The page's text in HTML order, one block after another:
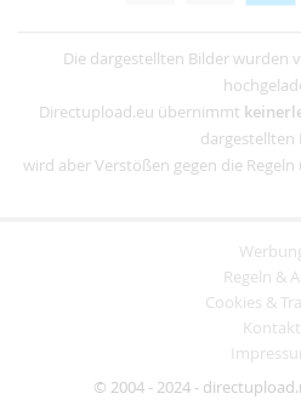
Die dargestellten Bilder wurden
Directupload.eu übernimmt
dargestellten
wird aber Verstößen gegen die
Regeln &
Cookies &
Kontakt
© 2004 - 2024 -